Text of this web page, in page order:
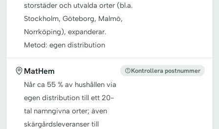
storstäder och utvalda orter (bl.a.
Stockholm, Göteborg, Malmö,
Norrköping), expanderar.
Metod: egen distribution
MatHem
Når ca 55 % av hushållen via
egen distribution till ett 20-
tal namngivna orter; även
skärgårdsleveranser till
Kontrollera postnummer